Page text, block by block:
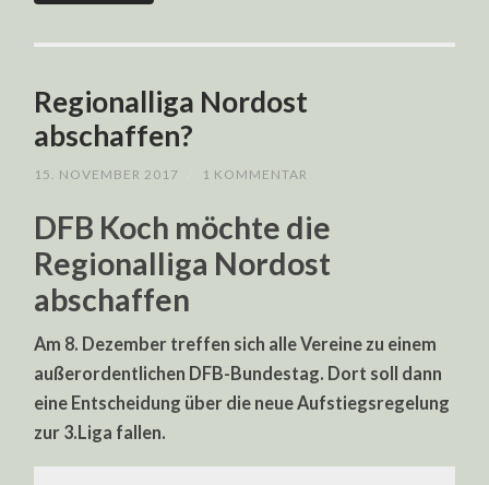
Regionalliga Nordost
abschaffen?
15. NOVEMBER 2017 1 KOMMENTAR
DFB Koch möchte die
Regionalliga Nordost
abschaffen
Am 8. Dezember treffen sich alle Vereine zu einem
außerordentlichen DFB-Bundestag. Dort soll dann
eine Entscheidung über die neue Aufstiegsregelung
zur 3.Liga fallen.